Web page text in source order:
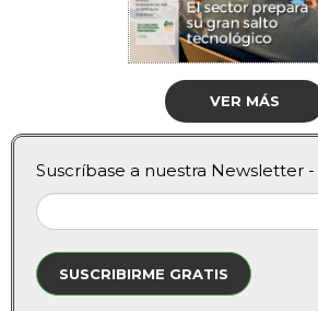
VER MÁS
Suscríbase a nuestra Newsletter -
SUSCRIBIRME GRATIS